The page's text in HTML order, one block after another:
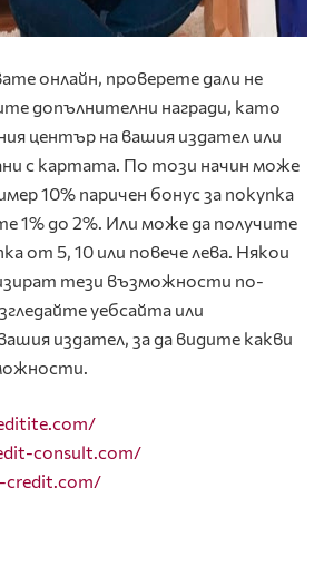
онлайн, проверете дали не
допълнителни награди, като
център на вашия издател или
с картата. По този начин може
10% паричен бонус за покупка
1% до 2%. Или може да получите
от 5, 10 или повече лева. Някои
тези възможности по-
уебсайта или
издател, за да видите какви
consult.com/